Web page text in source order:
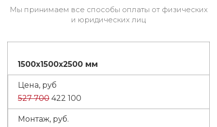
Мы принимаем все способы оплаты от физических
и юридических лиц
1500x1500x2500 мм
527 700 422 100